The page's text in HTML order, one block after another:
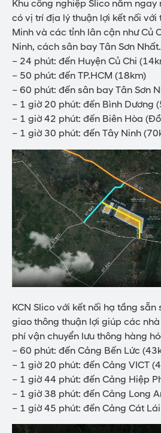
Khu công nghiệp Slico nằm
có vị trí địa lý thuận lợi kết nối với
Minh và các tỉnh lân cận như Củ
Ninh, cách sân bay Tân Sơn Nhất.
– 24 phút: đến Huyện Củ Chi
– 50 phút: đến TP.HCM (18km)
– 60 phút: đến sân bay Tân Sơn
– 1 giờ 20 phút: đến Bình Dương
– 1 giờ 42 phút: đến Biên Hòa
– 1 giờ 30 phút: đến Tây Ninh
KCN Slico với kết nối hạ tầng
giao thông thuận lợi giúp các
phí vận chuyển lưu thông hàng
– 60 phút: đến Cảng Bến Lức
– 1 giờ 20 phút: đến Cảng VICT
– 1 giờ 44 phút: đến Cảng Hiệp
– 1 giờ 38 phút: đến Cảng Long
– 1 giờ 45 phút: đến Cảng Cát